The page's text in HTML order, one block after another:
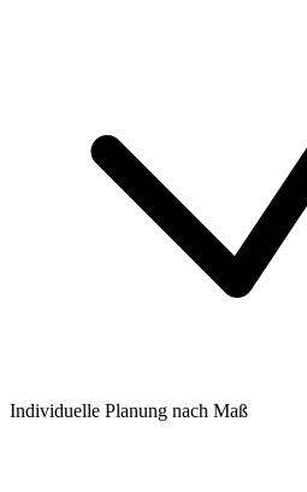
Individuelle Planung nach Maß